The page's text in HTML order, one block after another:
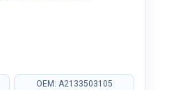
OEM: A2133503105